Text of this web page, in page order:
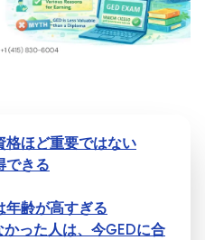
格ほど重要ではない
できる
年齢が高すぎる
った人は、今GEDに合